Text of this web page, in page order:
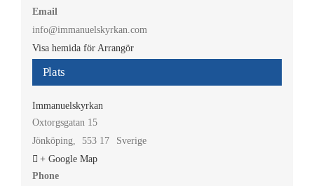
Plats
Immanuelskyrkan
Oxtorgsgatan 15
Jönköping, 553 17
Sverige
+ Google Map
Phone
Email
info@immanuelskyrkan.com
Visa hemida för Arrangör